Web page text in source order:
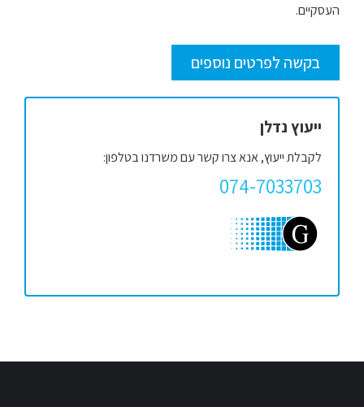
העסקיים.
בקשה לפרטים נוספים
ייעוץ נדלן
לקבלת ייעוץ, אנא צרו קשר עם משרדנו בטלפון:
074-7033703